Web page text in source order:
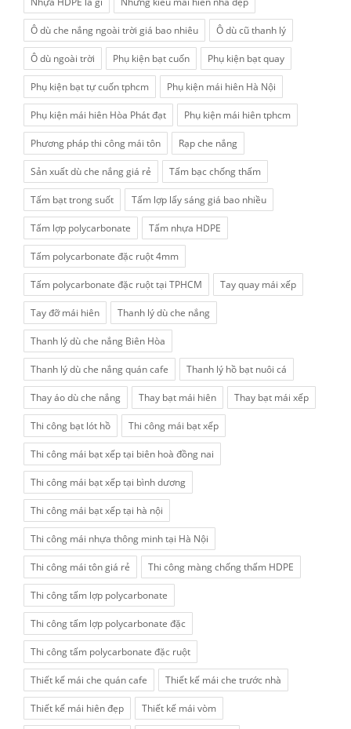
Ô dù che nắng ngoài trời giá bao nhiêu Ô dù cũ thanh lý
Ô dù ngoài trời Phụ kiện bạt cuốn Phụ kiện bạt quay
Phụ kiện bạt tự cuốn tphcm Phụ kiện mái hiên Hà Nội
Phụ kiện mái hiên Hòa Phát đạt Phụ kiện mái hiên tphcm
Phương pháp thi công mái tôn Rạp che nắng
Sản xuất dù che nắng giá rẻ Tấm bạc chống thấm
Tấm bạt trong suốt Tấm lợp lấy sáng giá bao nhiều
Tấm lợp polycarbonate Tấm nhựa HDPE
Tấm polycarbonate đặc ruột 4mm
Tấm polycarbonate đặc ruột tại TPHCM Tay quay mái xếp
Tay đỡ mái hiên Thanh lý dù che nắng
Thanh lý dù che nắng Biên Hòa
Thanh lý dù che nắng quán cafe Thanh lý hồ bạt nuôi cá
Thay áo dù che nắng Thay bạt mái hiên Thay bạt mái xếp
Thi công bạt lót hồ Thi công mái bạt xếp
Thi công mái bạt xếp tại biên hoà đồng nai
Thi công mái bạt xếp tại bình dương
Thi công mái bạt xếp tại hà nội
Thi công mái nhựa thông minh tại Hà Nội
Thi công mái tôn giá rẻ Thi công màng chống thấm HDPE
Thi công tấm lợp polycarbonate
Thi công tấm lợp polycarbonate đặc
Thi công tấm polycarbonate đặc ruột
Thiết kế mái che quán cafe Thiết kế mái che trước nhà
Thiết kế mái hiên đẹp Thiết kế mái vòm